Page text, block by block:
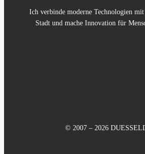
Ich verbinde moderne Technologien
Stadt und mache Innovation für
© 2007 – 2026